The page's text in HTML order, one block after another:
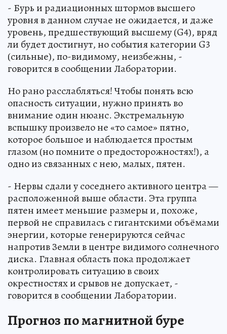
- Бурь и радиационных штормов высшего
уровня в данном случае не ожидается, и даже
уровень, предшествующий высшему (G4), вряд
ли будет достигнут, но события категории G3
(сильные), по-видимому, неизбежны, -
говорится в сообщении Лаборатории.
Но рано расслабляться! Чтобы понять всю
опасность ситуации, нужно принять во
внимание один нюанс. Экстремальную
вспышку произвело не «то самое» пятно,
которое большое и наблюдается простым
глазом (но помните о предосторожностях!), а
одно из связанных с нею, малых, пятен.
- Нервы сдали у соседнего активного центра —
расположенной выше области. Эта группа
пятен имеет меньшие размеры и, похоже,
первой не справилась с гигантскими объёмами
энергии, которые генерируются сейчас
напротив Земли в центре видимого солнечного
диска. Главная область пока продолжает
контролировать ситуацию в своих
окрестностях и срывов не допускает, -
говорится в сообщении Лаборатории.
Прогноз по магнитной буре